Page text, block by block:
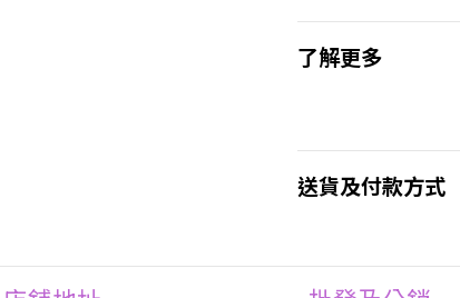
了解更多
送貨及付款方式